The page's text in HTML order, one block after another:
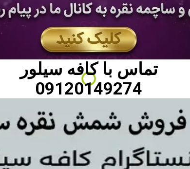
تماس باکافه سیلور
09120149274